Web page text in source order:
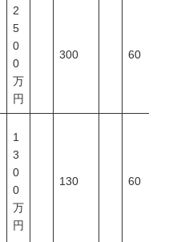
2
5
0
0
万
円
300 60
1
3
0
0
万
円
130 60